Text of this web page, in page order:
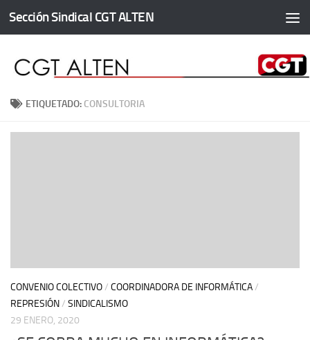
Saltar al contenido
Sección Sindical CGT ALTEN
ETIQUETADO: CONSULTORIA
CONVENIO COLECTIVO/ COORDINADORA DE INFORMÁTICA/
REPRESIÓN/ SINDICALISMO
29 ENERO, 2020